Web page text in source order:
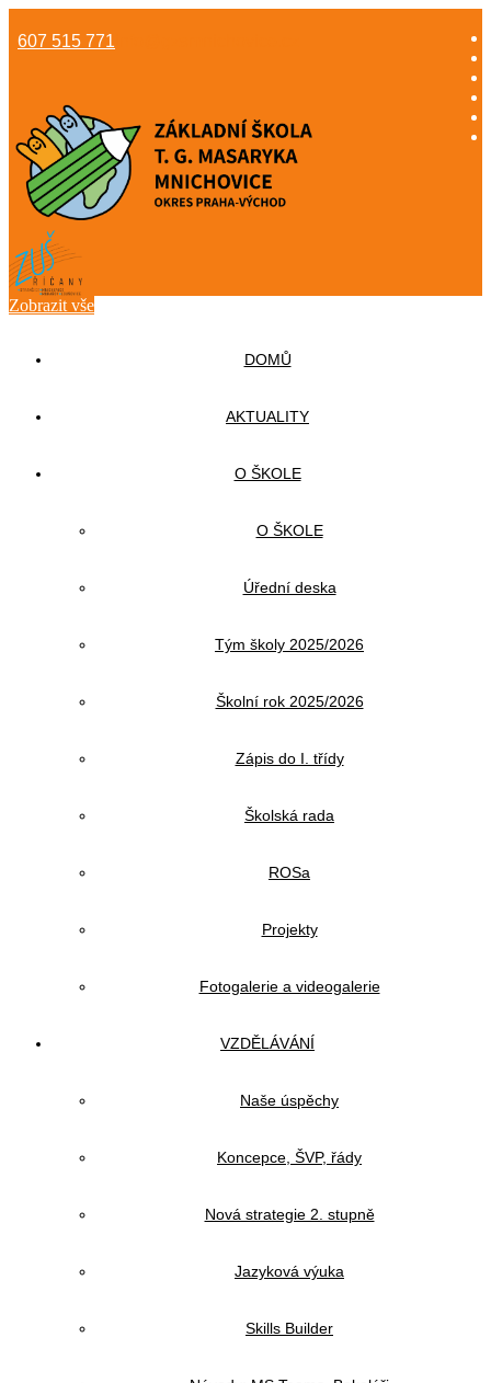
607 515 771
Zobrazit vše
DOMŮ
AKTUALITY
O ŠKOLE
O ŠKOLE
Úřední deska
Tým školy 2025/2026
Školní rok 2025/2026
Zápis do I. třídy
Školská rada
ROSa
Projekty
Fotogalerie a videogalerie
VZDĚLÁVÁNÍ
Naše úspěchy
Koncepce, ŠVP, řády
Nová strategie 2. stupně
Jazyková výuka
Skills Builder